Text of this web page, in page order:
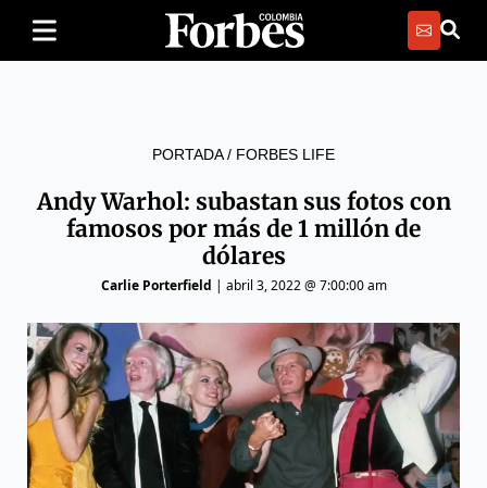
PORTADA/ FORBES LIFE
Andy Warhol: subastan sus fotos con
famosos por más de 1 millón de
dólares
Carlie Porterfield | abril 3, 2022 @ 7:00:00 am